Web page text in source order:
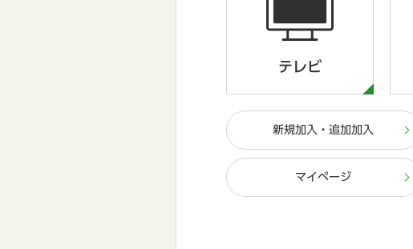
テレビ
新規加入・追加加入
マイページ